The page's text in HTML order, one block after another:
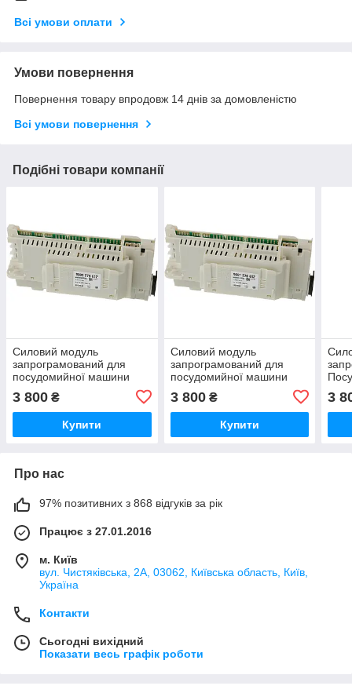
Всі умови оплати
Умови повернення
Повернення товару впродовж 14 днів за домовленістю
Всі умови повернення
Подібні товари компанії
Силовий модуль
запрограмований для
посудомийної машини
3 800 ₴
Купити
Силовий модуль
запрограмований для
посудомийної машини
3 800₴
Купити
3
Про нас
97% позитивних з 868 відгуків за рік
Працює з 27.01.2016
м. Київ
вул. Чистяківська, 2А, 03062, Київська область, Київ,
Україна
Контакти
Сьогодні вихідний
Показати весь графік роботи